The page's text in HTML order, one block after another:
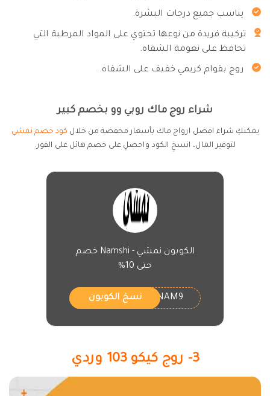
يناسب جميع درجات البشرة.
تركيبة فريدة من نوعها تحتوي على المواد المرطبة التي
تحافظ على نعومة الشفاه.
روج بقوام كريمي خفيف على الشفاه.
شراء روج ماك روبي وو بخصم كبير
يمكنكِ شراء افضل ارواج ماك بأسعار مخفضة من خلال كود خصم نمشي
لتوفير المال، انسخِ الكود واحصلِ على خصم هائل على الفور.
الكوبون نمشي - Namshi خصم
حتى 10%
NAM9 نسخ الكوبون
3- روج كيكو 103 وردي